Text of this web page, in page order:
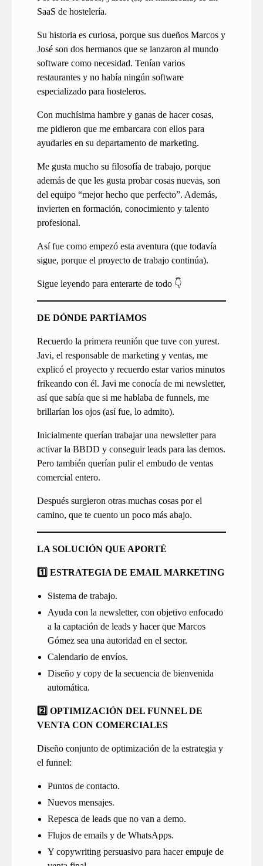
SaaS de hostelería.
Su historia es curiosa, porque sus dueños Marcos y
José son dos hermanos que se lanzaron al mundo
software como necesidad. Tenían varios
restaurantes y no había ningún software
especializado para hosteleros.
Con muchísima hambre y ganas de hacer cosas,
me pidieron que me embarcara con ellos para
ayudarles en su departamento de marketing.
Me gusta mucho su filosofía de trabajo, porque
además de que les gusta probar cosas nuevas, son
del equipo “mejor hecho que perfecto”. Además,
invierten en formación, conocimiento y talento
profesional.
Así fue como empezó esta aventura (que todavía
sigue, porque el proyecto de trabajo continúa).
Sigue leyendo para enterarte de todo 👇
DE DÓNDE PARTÍAMOS
Recuerdo la primera reunión que tuve con yurest.
Javi, el responsable de marketing y ventas, me
explicó el proyecto y recuerdo estar varios minutos
frikeando con él. Javi me conocía de mi newsletter,
así que sabía que si me hablaba de funnels, me
brillarían los ojos (así fue, lo admito).
Inicialmente querían trabajar una newsletter para
activar la BBDD y conseguir leads para las demos.
Pero también querían pulir el embudo de ventas
comercial entero.
Después surgieron otras muchas cosas por el
camino, que te cuento un poco más abajo.
LA SOLUCIÓN QUE APORTÉ
1️⃣ ESTRATEGIA DE EMAIL MARKETING
Sistema de trabajo.
Ayuda con la newsletter, con objetivo enfocado
a la captación de leads y hacer que Marcos
Gómez sea una autoridad en el sector.
Calendario de envíos.
Diseño y copy de la secuencia de bienvenida
automática.
2️⃣ OPTIMIZACIÓN DEL FUNNEL DE
VENTA CON COMERCIALES
Diseño conjunto de optimización de la estrategia y
el funnel:
Puntos de contacto.
Nuevos mensajes.
Repesca de leads que no van a demo.
Flujos de emails y de WhatsApps.
Y copywriting persuasivo para hacer empuje de